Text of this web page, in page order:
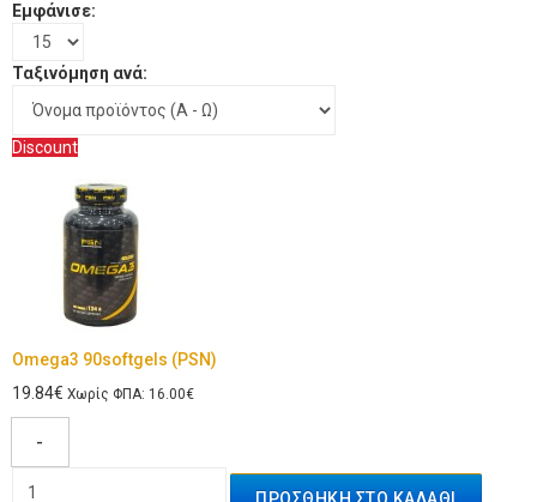
Εμφάνισε:
Ταξινόμηση ανά:
Discount
Omega3 90softgels (PSN)
19.84€ Χωρίς ΦΠΑ: 16.00€
-